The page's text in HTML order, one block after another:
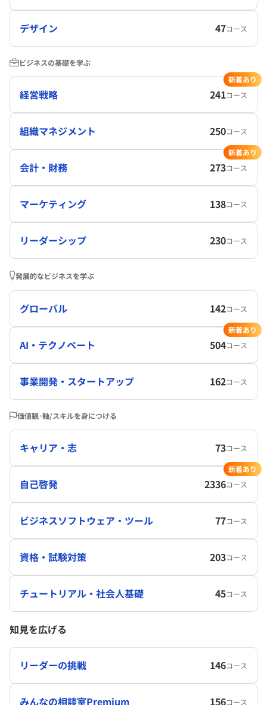
デザイン 47コース
ビジネスの基礎を学ぶ
経営戦略 241コース
新着あり
組織マネジメント 250コース
会計・財務 273コース
新着あり
マーケティング 138コース
リーダーシップ 230コース
発展的なビジネスを学ぶ
グローバル 142コース
AI・テクノベート 504コース
新着あり
事業開発・スタートアップ 162コース
価値観･軸/スキルを身につける
キャリア・志 73コース
自己啓発 2336コース
新着あり
ビジネスソフトウェア・ツール 77コース
資格・試験対策 203コース
チュートリアル・社会人基礎 45コース
知見を広げる
リーダーの挑戦 146コース
みんなの相談室Premium 156コース